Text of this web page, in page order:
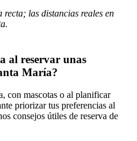
las distancias reales en
al reservar unas
María?
con mascotas o al planificar
priorizar tus preferencias al
consejos útiles de reserva de